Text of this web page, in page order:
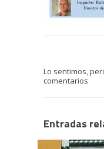
Lo sentimos,
comentarios
Entradas